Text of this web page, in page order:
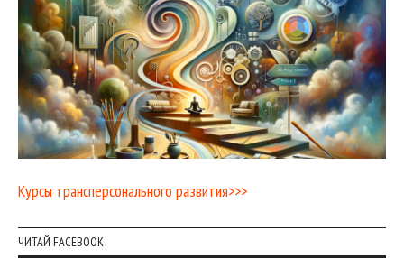
Курсы трансперсонального развития>>>
ЧИТАЙ FACEBOOK